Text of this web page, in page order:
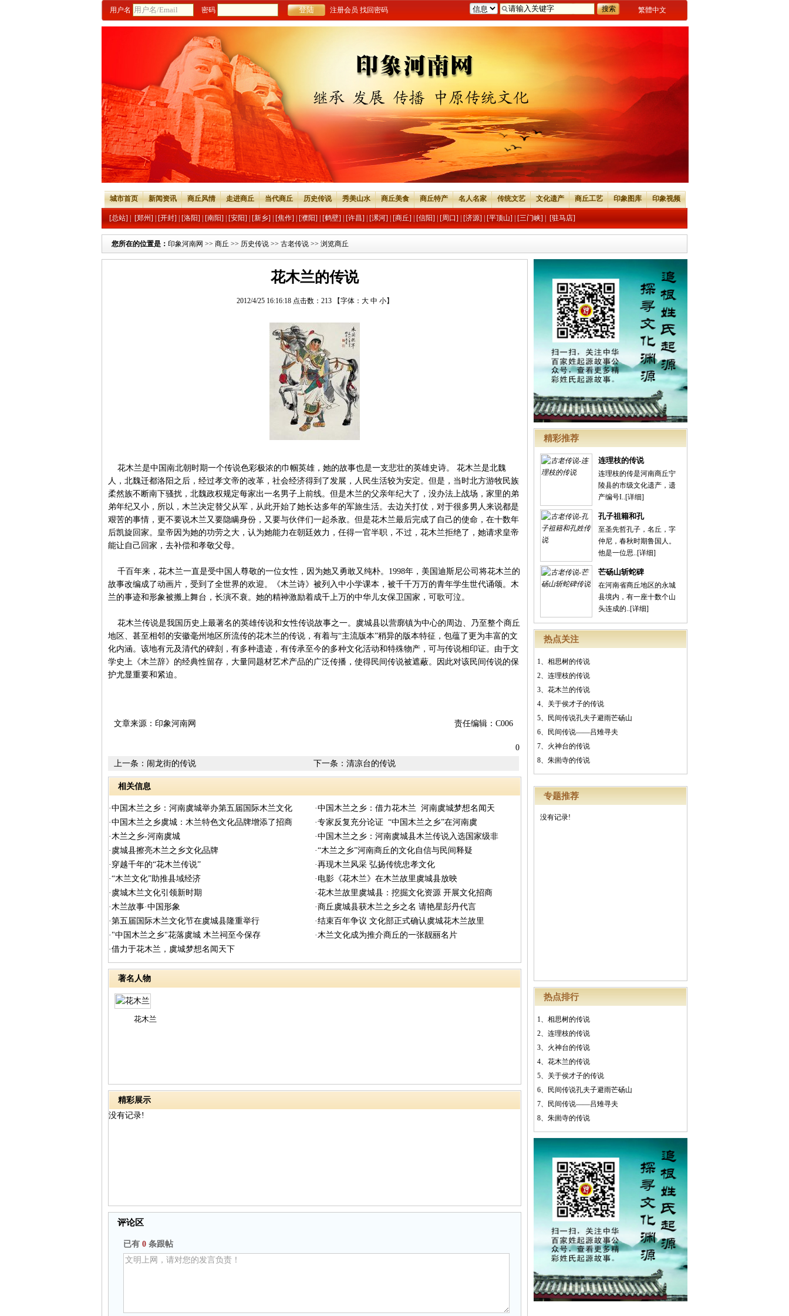
繁體中文
用户名 密码 注册会员 找回密码
城市首页 新闻资讯 商丘风情 走进商丘 当代商丘 历史传说 秀美山水 商丘美食 商丘特产 名人名家 传统文艺 文化遗产 商丘工艺 印象图库 印象视频
[总站] [郑州] [开封] [洛阳] [南阳] [安阳] [新乡] [焦作] [濮阳] [鹤壁] [许昌] [漯河] [商丘] [信阳] [周口] [济源] [平顶山] [三门峡] [驻马店]
您所在的位置是： 印象河南网 >> 商丘 >> 历史传说 >> 古老传说 >> 浏览商丘
精彩推荐
连理枝的传说
连理枝的传是河南商丘宁
陵县的市级文化遗产，遗
产编号I..[详细]
孔子祖籍和孔
至圣先哲孔子，名丘，字
仲尼，春秋时期鲁国人。
他是一位思..[详细]
芒砀山斩蛇碑
在河南省商丘地区的永城
县境内，有一座十数个山
头连成的..[详细]
热点关注
1、 相思树的传说
2、 连理枝的传说
3、 花木兰的传说
4、 关于侯才子的传说
5、
民间传说孔夫子避雨芒砀山
6、
民间传说——吕雉寻夫
7、 火神台的传说
8、 朱崮寺的传说
专题推荐
没有记录!
热点排行
1、 相思树的传说
2、 连理枝的传说
3、 火神台的传说
4、 花木兰的传说
5、 关于侯才子的传说
6、
民间传说孔夫子避雨芒砀山
7、
民间传说——吕雉寻夫
8、 朱崮寺的传说
花木兰的传说
2012/4/25 16:16:18 点击数： 213 【字体： 大 中 小】
花木兰是中国南北朝时期一个传说色彩极浓的巾帼英雄，她的故事也是一支悲壮的英雄史诗。 花木兰是北魏
人，北魏迁都洛阳之后，经过孝文帝的改革，社会经济得到了发展，人民生活较为安定。但是，当时北方游牧民族
柔然族不断南下骚扰，北魏政权规定每家出一名男子上前线。但是木兰的父亲年纪大了，没办法上战场，家里的弟
弟年纪又小，所以，木兰决定替父从军，从此开始了她长达多年的军旅生活。去边关打仗，对于很多男人来说都是
艰苦的事情，更不要说木兰又要隐瞒身份，又要与伙伴们一起杀敌。但是花木兰最后完成了自己的使命，在十数年
后凯旋回家。皇帝因为她的功劳之大，认为她能力在朝廷效力，任得一官半职，不过，花木兰拒绝了，她请求皇帝
能让自己回家，去补偿和孝敬父母。
千百年来，花木兰一直是受中国人尊敬的一位女性，因为她又勇敢又纯朴。1998年，美国迪斯尼公司将花木兰的
故事改编成了动画片，受到了全世界的欢迎。《木兰诗》被列入中小学课本，被千千万万的青年学生世代诵颂。木
兰的事迹和形象被搬上舞台，长演不衰。她的精神激励着成千上万的中华儿女保卫国家，可歌可泣。
花木兰传说是我国历史上最著名的英雄传说和女性传说故事之一。虞城县以营廓镇为中心的周边、乃至整个商丘
地区、甚至相邻的安徽毫州地区所流传的花木兰的传说，有着与“主流版本”稍异的版本特征，包蕴了更为丰富的文
化内涵。该地有元及清代的碑刻，有多种遗迹，有传承至今的多种文化活动和特殊物产，可与传说相印证。由于文
学史上《木兰辞》的经典性留存，大量同题材艺术产品的广泛传播，使得民间传说被遮蔽。因此对该民间传说的保
护尤显重要和紧迫。
责任编辑：C006
文章来源：印象河南网
0
下一条： 清凉台的传说
上一条： 闹龙街的传说
相关信息
·中国木兰之乡：河南虞城举办第五届国际木兰文化
·中国木兰之乡：借力花木兰 河南虞城梦想名闻天
·中国木兰之乡虞城：木兰特色文化品牌增添了招商
·专家反复充分论证 “中国木兰之乡”在河南虞
·木兰之乡-河南虞城
·中国木兰之乡：河南虞城县木兰传说入选国家级非
·虞城县擦亮木兰之乡文化品牌
·“木兰之乡”河南商丘的文化自信与民间释疑
·穿越千年的“花木兰传说”
·再现木兰风采 弘扬传统忠孝文化
·“木兰文化”助推县域经济
·电影《花木兰》在木兰故里虞城县放映
·虞城木兰文化引领新时期
·花木兰故里虞城县：挖掘文化资源 开展文化招商
·木兰故事·中国形象
·商丘虞城县获木兰之乡之名 请艳星彭丹代言
·第五届国际木兰文化节在虞城县隆重举行
·结束百年争议 文化部正式确认虞城花木兰故里
·"中国木兰之乡"花落虞城 木兰祠至今保存
·木兰文化成为推介商丘的一张靓丽名片
·借力于花木兰，虞城梦想名闻天下
著名人物
花木兰
精彩展示
没有记录!
评论区
已有 0 条跟帖